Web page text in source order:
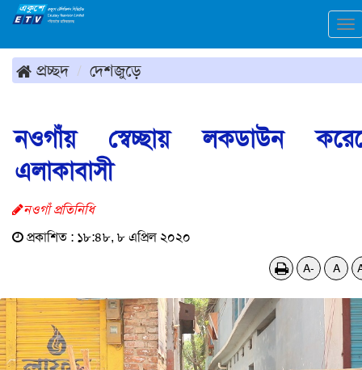
প্রচ্ছদ দেশজুড়ে
নওগাঁয় স্বেচ্ছায় লকডাউন
এলাকাবাসী
নওগাঁ প্রতিনিধি
প্রকাশিত : ১৮:৪৮, ৮ এপ্রিল ২০২০
A- A